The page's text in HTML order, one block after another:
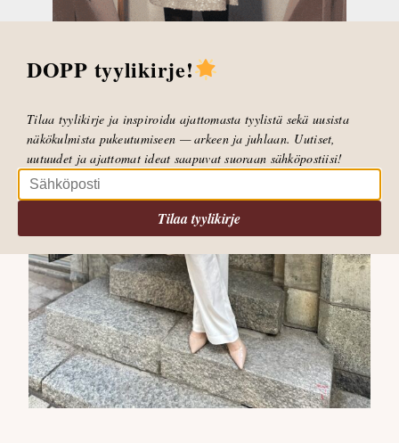
DOPP tyylikirje!
Tilaa tyylikirje ja inspiroidu ajattomasta tyylistä sekä uusista
näkökulmista pukeutumiseen — arkeen ja juhlaan. Uutiset,
uutuudet ja ajattomat ideat saapuvat suoraan sähköpostiisi!
Tilaa tyylikirje